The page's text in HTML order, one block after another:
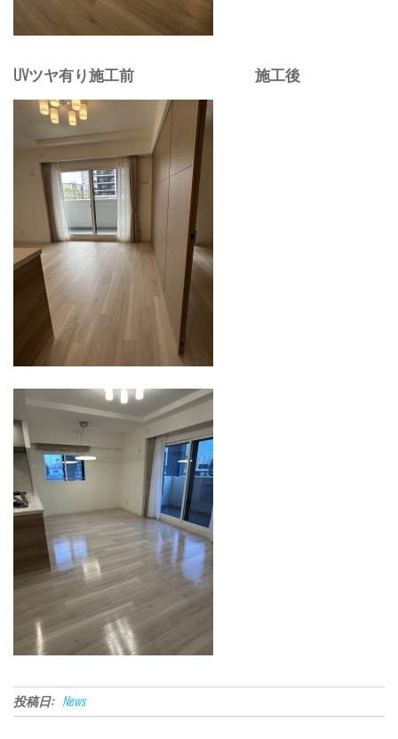
UVツヤ有り施工前 施工後
投稿日: News